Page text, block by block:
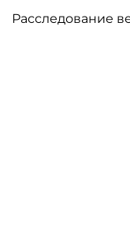
Расследование